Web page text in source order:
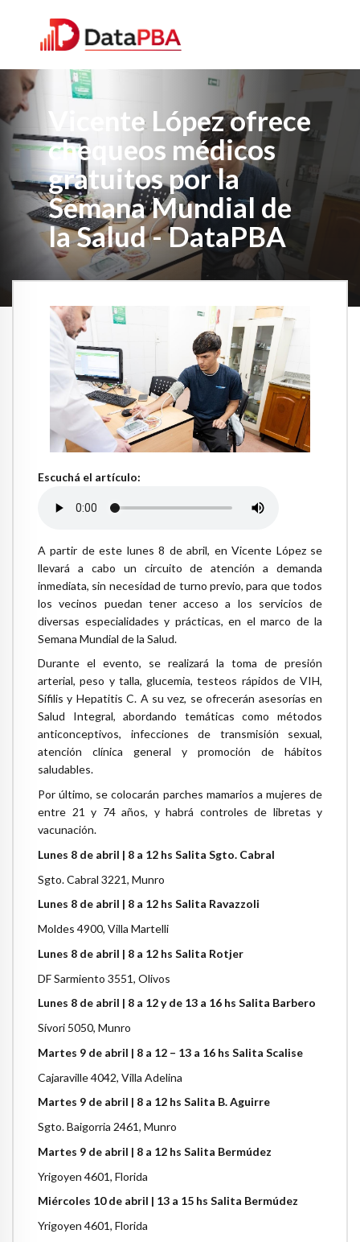
Vicente López ofrece
chequeos médicos
gratuitos por la
Semana Mundial de
la Salud - DataPBA
Escuchá el artículo:
A partir de este lunes 8 de abril, en Vicente López se
llevará a cabo un circuito de atención a demanda
inmediata, sin necesidad de turno previo, para que todos
los vecinos puedan tener acceso a los servicios de
diversas especialidades y prácticas, en el marco de la
Semana Mundial de la Salud.
Durante el evento, se realizará la toma de presión
arterial, peso y talla, glucemia, testeos rápidos de VIH,
Sífilis y Hepatitis C. A su vez, se ofrecerán asesorías en
Salud Integral, abordando temáticas como métodos
anticonceptivos, infecciones de transmisión sexual,
atención clínica general y promoción de hábitos
saludables.
Por último, se colocarán parches mamarios a mujeres de
entre 21 y 74 años, y habrá controles de libretas y
vacunación.
Lunes 8 de abril | 8 a 12 hs Salita Sgto. Cabral
Sgto. Cabral 3221, Munro
Lunes 8 de abril | 8 a 12 hs Salita Ravazzoli
Moldes 4900, Villa Martelli
Lunes 8 de abril | 8 a 12 hs Salita Rotjer
DF Sarmiento 3551, Olivos
Lunes 8 de abril | 8 a 12 y de 13 a 16 hs Salita Barbero
Sívori 5050, Munro
Martes 9 de abril | 8 a 12 – 13 a 16 hs Salita Scalise
Cajaraville 4042, Villa Adelina
Martes 9 de abril | 8 a 12 hs Salita B. Aguirre
Sgto. Baigorria 2461, Munro
Martes 9 de abril | 8 a 12 hs Salita Bermúdez
Yrigoyen 4601, Florida
Miércoles 10 de abril | 13 a 15 hs Salita Bermúdez
Yrigoyen 4601, Florida